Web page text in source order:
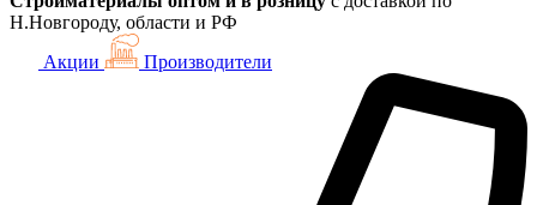
Н.Новгороду, области и РФ
Акции
Производители